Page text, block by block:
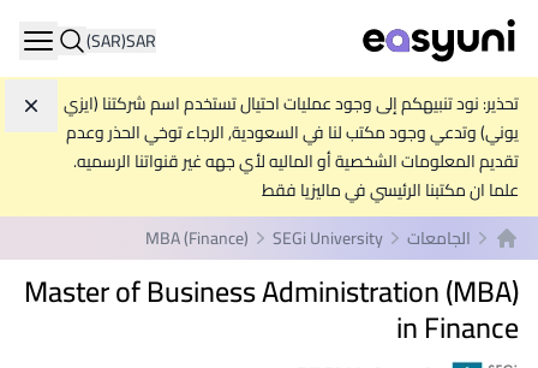
SAR
(SAR)
تحذير: نود تنبيهكم إلى وجود عمليات احتيال تستخدم اسم شركتنا (ايزي
يوني) وتدعي وجود مكتب لنا في السعودية, الرجاء توخي الحذر وعدم
تقديم المعلومات الشخصية أو الماليه لأي جهه غير قنواتنا الرسميه.
علما ان مكتبنا الرئيسي في ماليزيا فقط
الصفحة الرئيسية
الجامعات SEGi University
MBA (Finance)
Master of Business Administration (MBA)
in Finance